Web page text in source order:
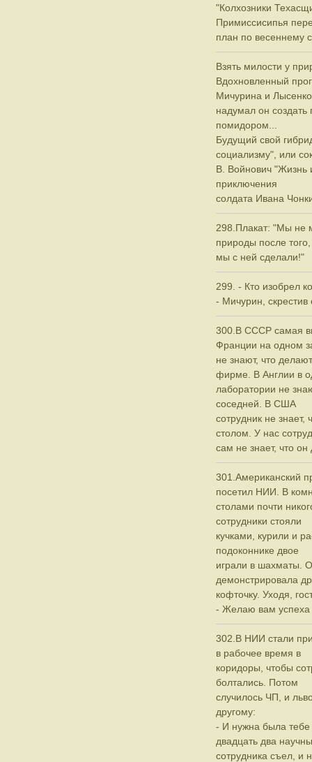
"Колхозники
Примиссисипья
план по весеннему
Взять милости у
Вдохновленный
Мичурина и
надумал он создать
помидором...
Будущий свой
социализму", или
В. Войнович "Жизнь
приключения
солдата Ивана
298.Плакат: "Мы не
природы после того,
мы с ней сделали!"
299. - Кто изобрел
- Мичурин,
300.В СССР самая
Франции на одном
не знают, что
фирме. В Англии в
лаборатории не
соседней. В США
сотрудник не знает,
столом. У нас
сам не знает, что он
301.Американский
посетил НИИ. В
столами почти
сотрудники стояли
кучками, курили и
подоконнике двое
играли в шахматы.
демонстрировала
кофточку. Уходя,
- Желаю вам успеха
302.В НИИ стали
в рабочее время в
коридоры, чтобы
болтались. Потом
случилось ЧП, и
другому:
- И нужна была
двадцать два
сотрудника съел, и